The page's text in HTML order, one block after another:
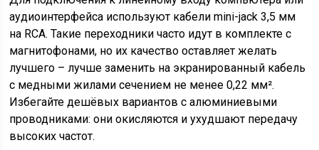
аудиоинтерфейса используют кабели mini-jack 3,5 мм
на RCA. Такие переходники часто идут в комплекте с
магнитофонами, но их качество оставляет желать
лучшего – лучше заменить на экранированный кабель
с медными жилами сечением не менее 0,22 мм².
Избегайте дешёвых вариантов с алюминиевыми
проводниками: они окисляются и ухудшают передачу
высоких частот.